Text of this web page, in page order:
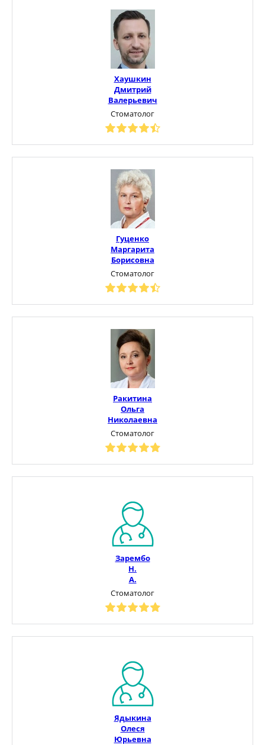
Хаушкин
Дмитрий
Валерьевич
Стоматолог
Гуценко
Маргарита
Борисовна
Стоматолог
Ракитина
Ольга
Николаевна
Стоматолог
Зарембо
Н.
А.
Стоматолог
Ядыкина
Олеся
Юрьевна